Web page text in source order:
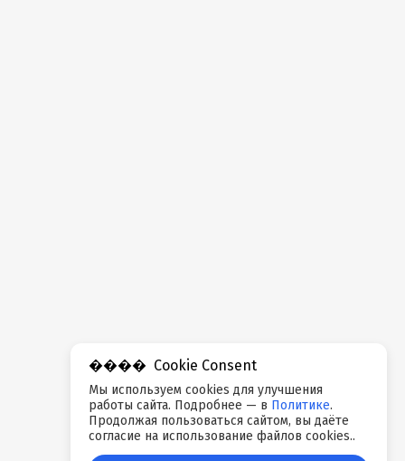
Cookie Consent
Мы используем cookies для улучшения
работы сайта. Подробнее — в Политике.
Продолжая пользоваться сайтом, вы даёте
согласие на использование файлов cookies..